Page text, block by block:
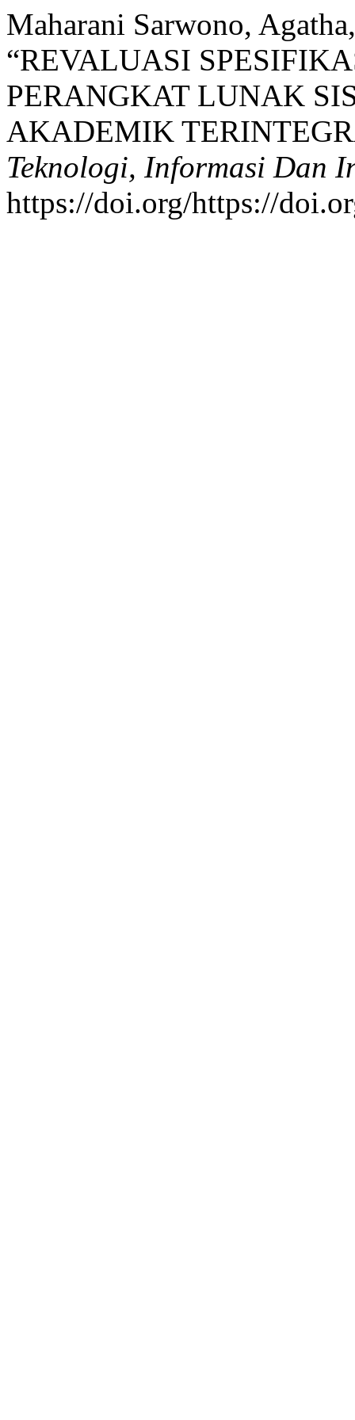
Maharani Sarwono,
“REVALUASI
PERANGKAT LUNAK
AKADEMIK
Teknologi, Informasi Dan
https://doi.org/https://